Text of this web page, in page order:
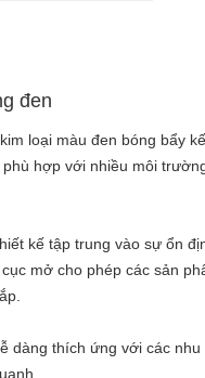
đen
loại màu đen bóng bẩy
hợp với nhiều môi
kế tập trung vào sự ổn
mở cho phép các sản
dàng thích ứng với các